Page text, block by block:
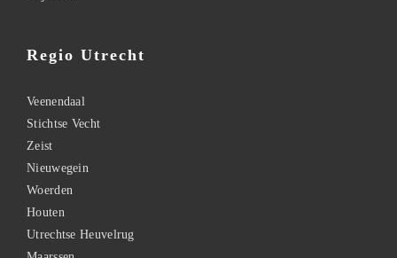
Regio Utrecht
Veenendaal
Stichtse Vecht
Zeist
Nieuwegein
Woerden
Houten
Utrechtse Heuvelrug